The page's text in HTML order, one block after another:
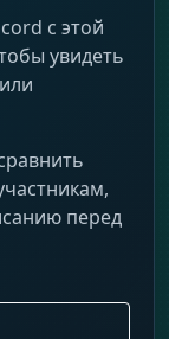
с этой
увидеть
перед